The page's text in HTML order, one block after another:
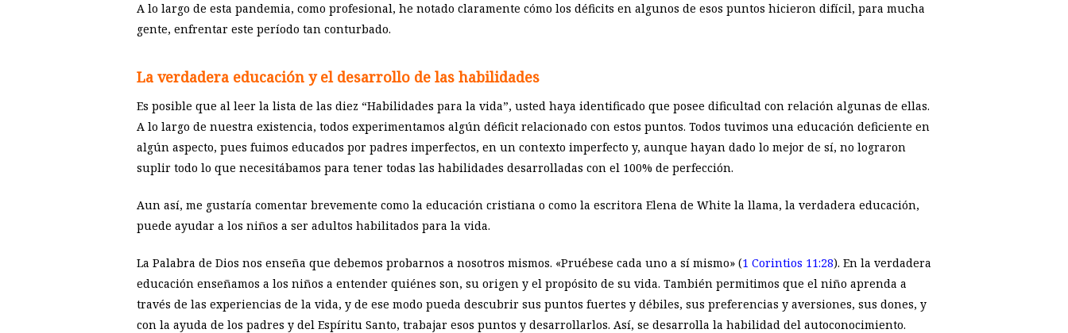
A lo largo de esta pandemia, como profesional, he notado claramente cómo los déficits en algunos de esos puntos hicieron difícil, para mucha
gente, enfrentar este período tan conturbado.
La verdadera educación y el desarrollo de las habilidades
Es posible que al leer la lista de las diez “Habilidades para la vida”, usted haya identificado que posee dificultad con relación algunas de ellas.
A lo largo de nuestra existencia, todos experimentamos algún déficit relacionado con estos puntos. Todos tuvimos una educación deficiente en
algún aspecto, pues fuimos educados por padres imperfectos, en un contexto imperfecto y, aunque hayan dado lo mejor de sí, no lograron
suplir todo lo que necesitábamos para tener todas las habilidades desarrolladas con el 100% de perfección.
Aun así, me gustaría comentar brevemente como la educación cristiana o como la escritora Elena de White la llama, la verdadera educación,
puede ayudar a los niños a ser adultos habilitados para la vida.
La Palabra de Dios nos enseña que debemos probarnos a nosotros mismos. «Pruébese cada uno a sí mismo» (1 Corintios 11:28). En la verdadera
educación enseñamos a los niños a entender quiénes son, su origen y el propósito de su vida. También permitimos que el niño aprenda a
través de las experiencias de la vida, y de ese modo pueda descubrir sus puntos fuertes y débiles, sus preferencias y aversiones, sus dones, y
con la ayuda de los padres y del Espíritu Santo, trabajar esos puntos y desarrollarlos. Así, se desarrolla la habilidad del autoconocimiento.